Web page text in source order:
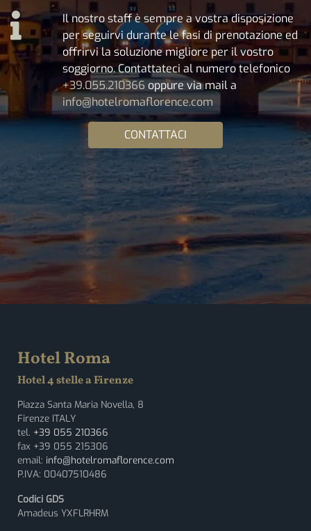
Il nostro staff è sempre a vostra disposizione
per seguirvi durante le fasi di prenotazione ed
offrirvi la soluzione migliore per il vostro
soggiorno. Contattateci al numero telefonico
+39.055.210366 oppure via mail a
info@hotelromaflorence.com
CONTATTACI
Hotel Roma
Hotel 4 stelle a Firenze
Piazza Santa Maria Novella, 8
Firenze ITALY
tel. +39 055 210366
fax +39 055 215306
email: info@hotelromaflorence.com
P.IVA: 00407510486
Codici GDS
Amadeus YXFLRHRM